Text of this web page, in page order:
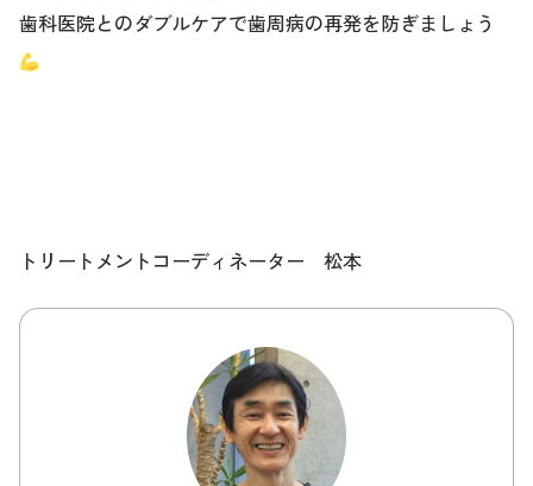
歯科医院とのダブルケアで歯周病の再発を防ぎましょう
トリートメントコーディネーター 松本